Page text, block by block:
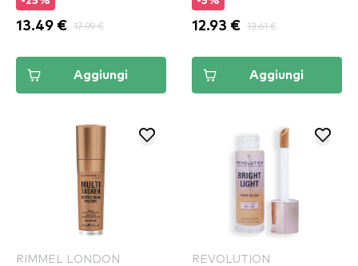
13.49 € 17.99 €
Aggiungi
12.93 € 13.61 €
Aggiungi
RIMMEL LONDON REVOLUTION